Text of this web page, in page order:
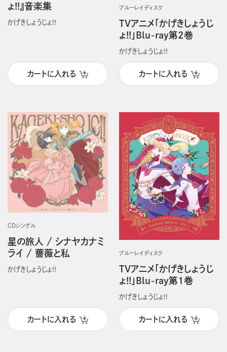
ょ!!』音楽集
かげきしょうじょ!!
カートに入れる
ブルーレイディスク
TVアニメ「かげきしょうじ
ょ!!」Blu-ray第2巻
かげきしょうじょ!!
カートに入れる
CDシングル
星の旅人 / シナヤカナミ
ライ / 薔薇と私
かげきしょうじょ!!
カートに入れる
ブルーレイディスク
TVアニメ「かげきしょうじ
ょ!!」Blu-ray第1巻
かげきしょうじょ!!
カートに入れる